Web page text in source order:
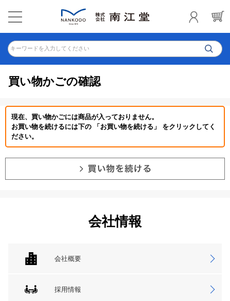
キーワードを入力してください
買い物かごの確認
現在、買い物かごには商品が入っておりません。
お買い物を続けるには下の 「お買い物を続ける」 をクリックしてく
ださい。
会社情報
会社概要
採用情報